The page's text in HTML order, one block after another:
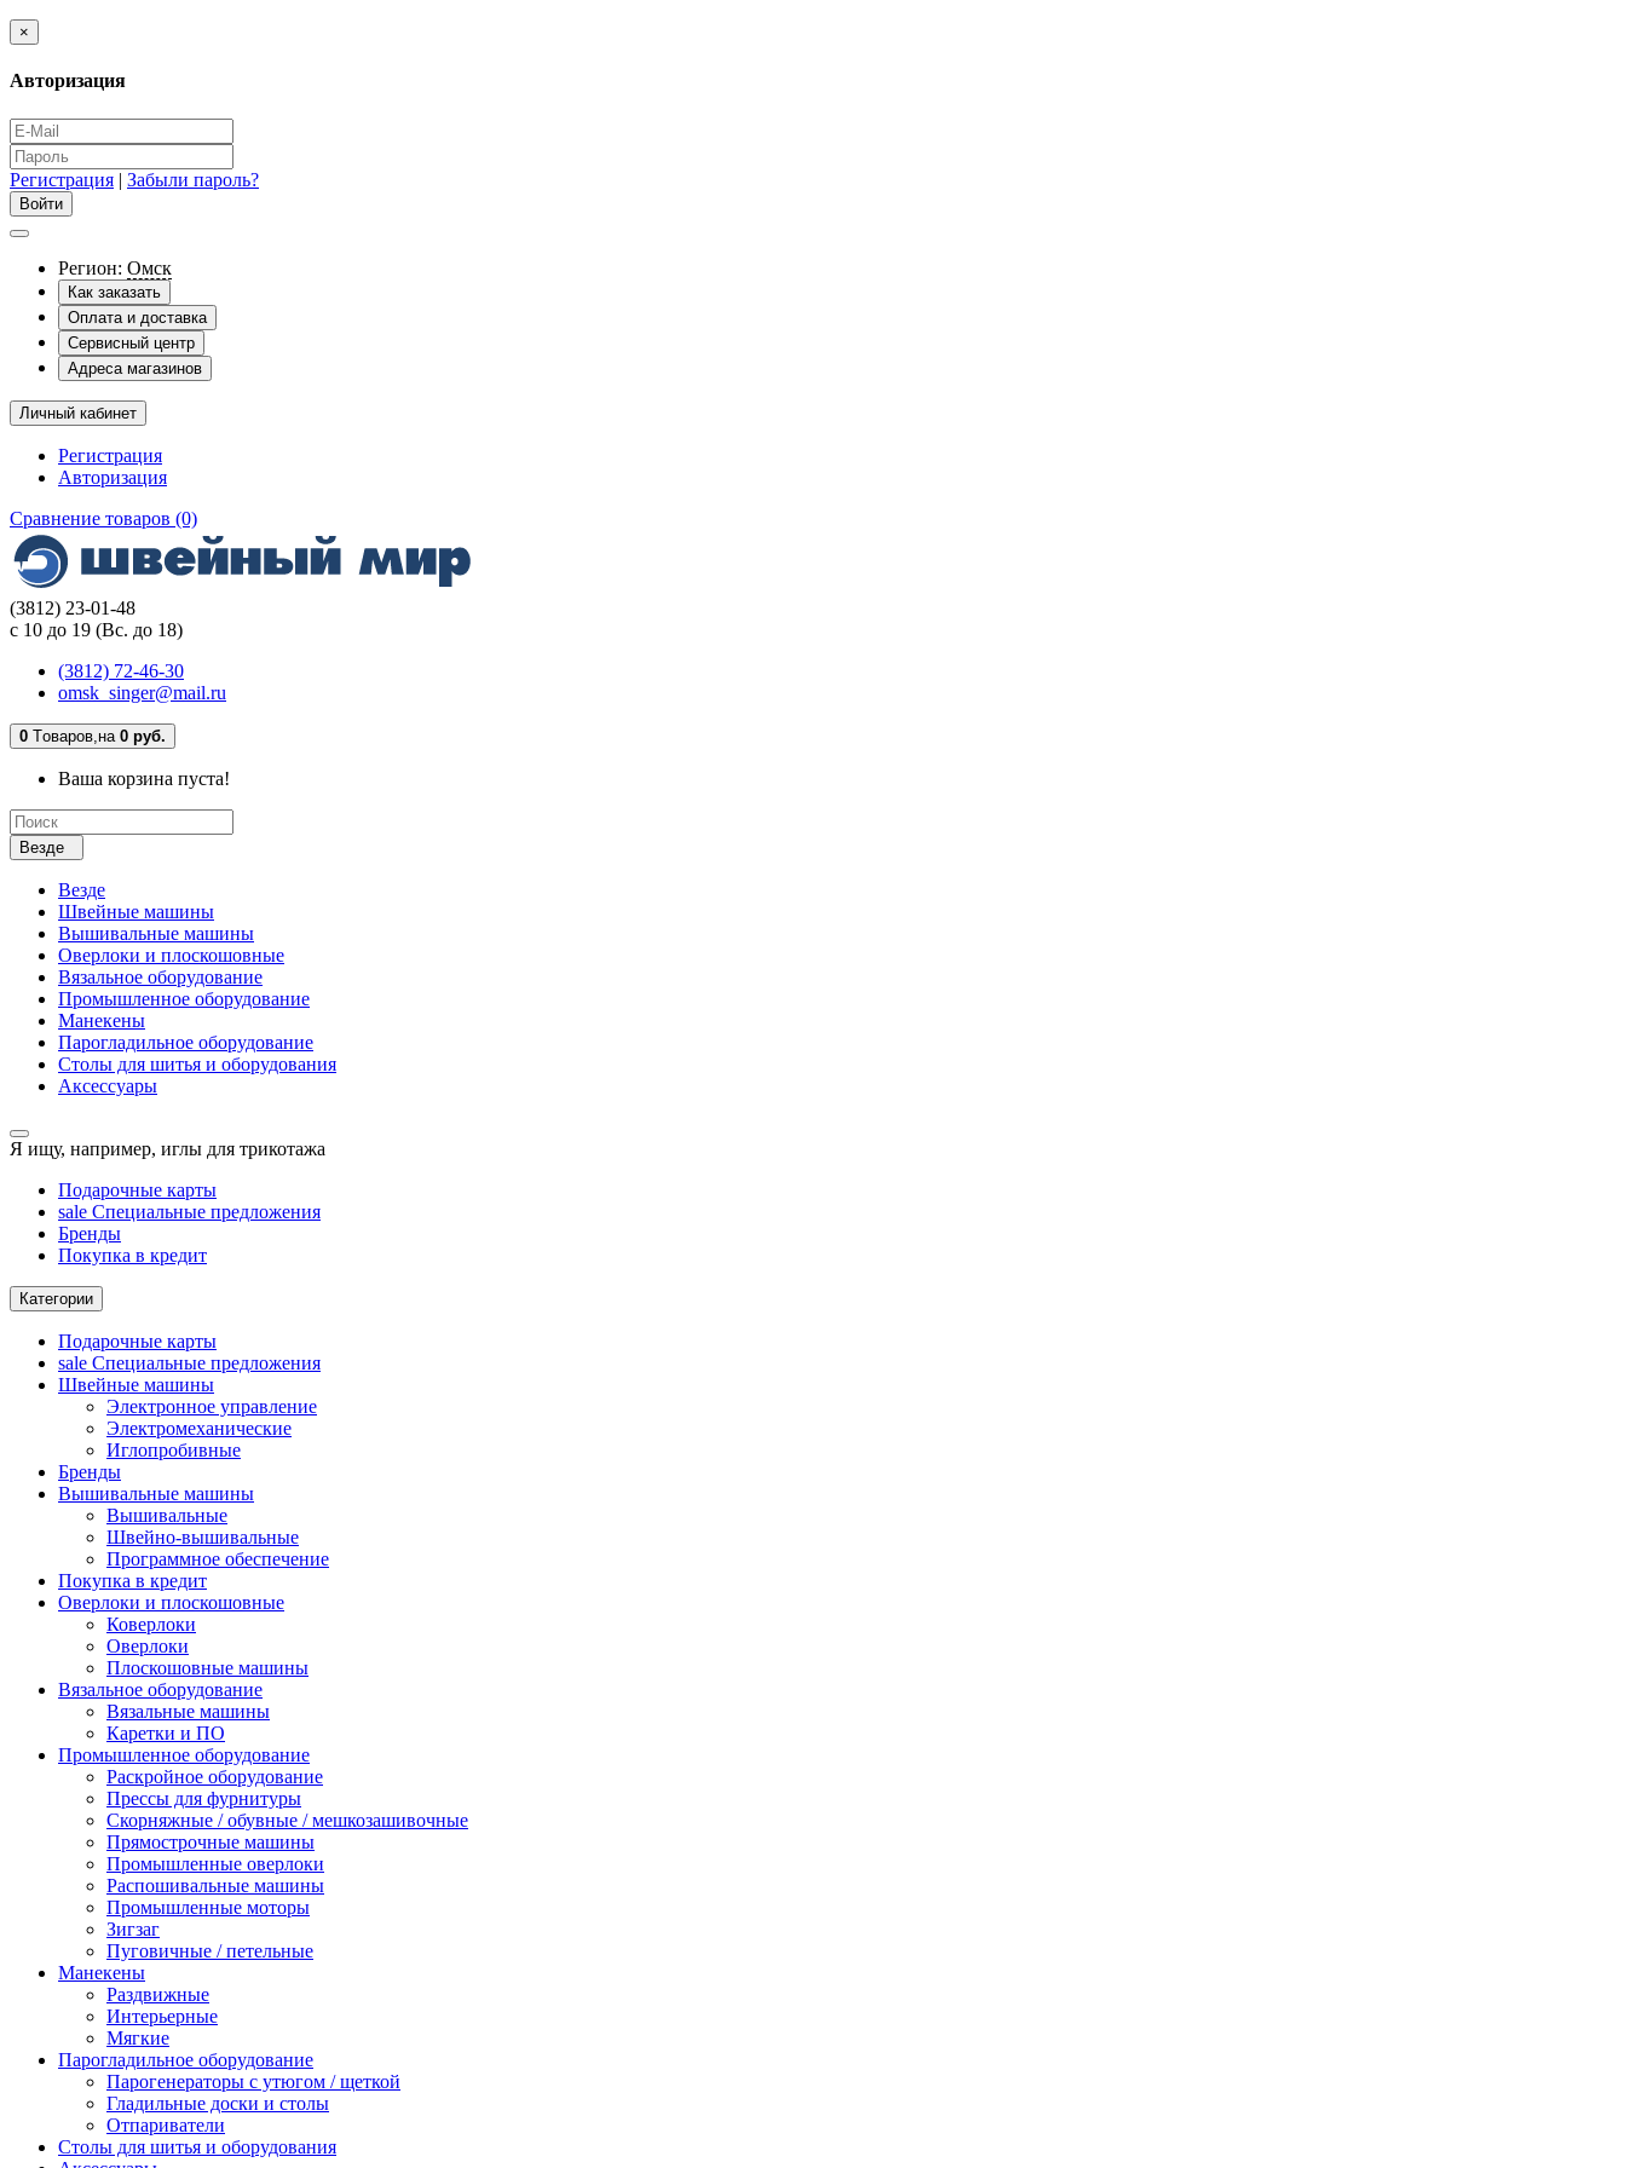
×
Авторизация
Регистрация | Забыли пароль?
Регион: Омск
Как заказать
Оплата и доставка
Сервисный центр
Адреса магазинов
Личный кабинет
Регистрация
Авторизация
Сравнение товаров (0)
(3812) 23-01-48
с 10 до 19 (Вс. до 18)
(3812) 72-46-30
omsk_singer@mail.ru
0 Tоваров,на 0 руб.
Ваша корзина пуста!
Везде
Везде
Швейные машины
Вышивальные машины
Оверлоки и плоскошовные
Вязальное оборудование
Промышленное оборудование
Манекены
Парогладильное оборудование
Столы для шитья и оборудования
Аксессуары
Я ищу, например, иглы для трикотажа
Подарочные карты
sale Специальные предложения
Бренды
Покупка в кредит
Категории
Подарочные карты
sale Специальные предложения
Швейные машины
Электронное управление
Электромеханические
Иглопробивные
Бренды
Вышивальные машины
Вышивальные
Швейно-вышивальные
Программное обеспечение
Покупка в кредит
Оверлоки и плоскошовные
Коверлоки
Оверлоки
Плоскошовные машины
Вязальное оборудование
Вязальные машины
Каретки и ПО
Промышленное оборудование
Раскройное оборудование
Прессы для фурнитуры
Скорняжные / обувные / мешкозашивочные
Прямострочные машины
Промышленные оверлоки
Распошивальные машины
Промышленные моторы
Зигзаг
Пуговичные / петельные
Манекены
Раздвижные
Интерьерные
Мягкие
Парогладильное оборудование
Парогенераторы с утюгом / щеткой
Гладильные доски и столы
Отпариватели
Столы для шитья и оборудования